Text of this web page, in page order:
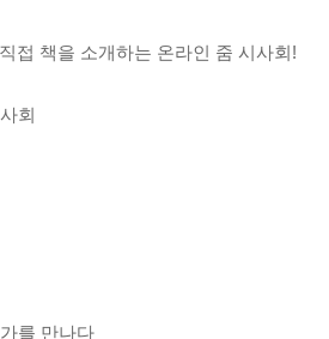
접 책을 소개하는 온라인 줌 시사회!
회
를 만나다